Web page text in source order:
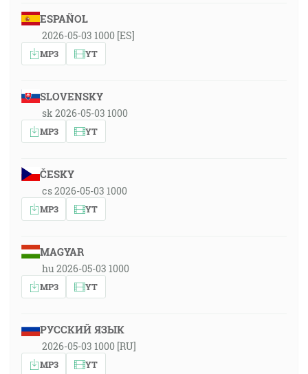
ESPAÑOL
2026-05-03 1000 [ES]
MP3 YT
SLOVENSKY
sk 2026-05-03 1000
MP3 YT
ČESKY
cs 2026-05-03 1000
MP3 YT
MAGYAR
hu 2026-05-03 1000
MP3 YT
РУССКИЙ ЯЗЫК
2026-05-03 1000 [RU]
MP3 YT